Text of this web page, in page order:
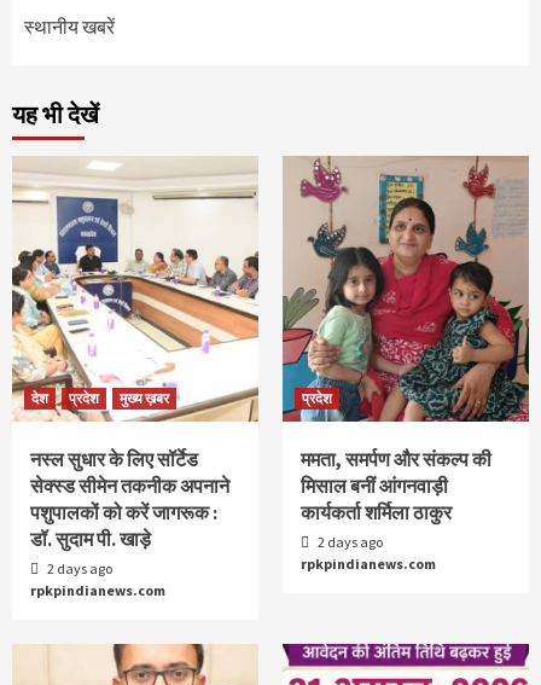
स्थानीय खबरें
यह भी देखें
देश प्रदेश मुख्य ख़बर
नस्ल सुधार के लिए सॉर्टेड
सेक्स्ड सीमेन तकनीक अपनाने
पशुपालकों को करें जागरूक :
डॉ. सुदाम पी. खाड़े
2 days ago
rpkpindianews.com
प्रदेश
ममता, समर्पण और संकल्प की
मिसाल बनीं आंगनवाड़ी
कार्यकर्ता शर्मिला ठाकुर
2 days ago
rpkpindianews.com